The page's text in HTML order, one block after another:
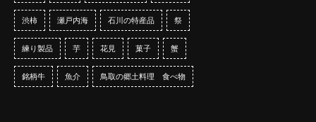
渋柿 瀬戸内海 石川の特産品 祭
練り製品 芋 花見 菓子 蟹
銘柄牛 魚介 鳥取の郷土料理 食べ物